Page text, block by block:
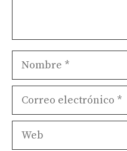
Nombre
Correo
Web